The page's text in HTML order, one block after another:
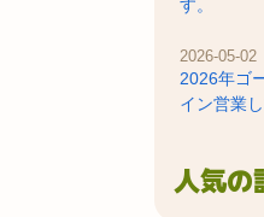
す。
2026-05-02
2026年ゴ
イン営業
人気の